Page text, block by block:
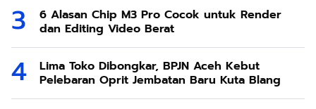
6 Alasan Chip M3 Pro Cocok untuk Render
dan Editing Video Berat
Lima Toko Dibongkar, BPJN Aceh Kebut
Pelebaran Oprit Jembatan Baru Kuta Blang